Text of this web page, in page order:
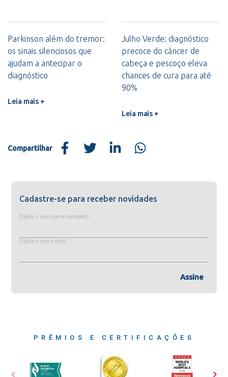
Parkinson além do tremor:
os sinais silenciosos que
ajudam a antecipar o
diagnóstico
Leia mais +
Julho Verde: diagnóstico
precoce do câncer de
cabeça e pescoço eleva
chances de cura para até
90%
Leia mais +
Compartilhar
Cadastre-se para receber novidades
Digite o seu nome completo
Digite o seu e-mail
Assine
PRÊMIOS E CERTIFICAÇÕES